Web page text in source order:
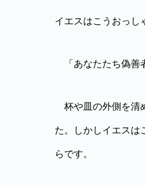
イエスはこうおっし
「あなたたち偽善
杯や皿の外側を清
た。しかしイエスは
らです。